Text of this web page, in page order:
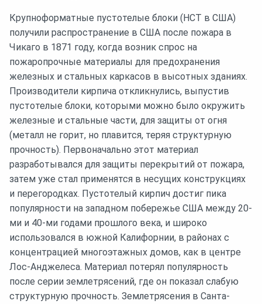
Крупноформатные пустотелые блоки (HCT в США)
получили распространение в США после пожара в
Чикаго в 1871 году, когда возник спрос на
пожаропрочные материалы для предохранения
железных и стальных каркасов в высотных зданиях.
Производители кирпича откликнулись, выпустив
пустотелые блоки, которыми можно было окружить
железные и стальные части, для защиты от огня
(металл не горит, но плавится, теряя структурную
прочность). Первоначально этот материал
разработывался для защиты перекрытий от пожара,
затем уже стал применятся в несущих конструкциях
и перегородках. Пустотелый кирпич достиг пика
популярности на западном побережье США между 20-
ми и 40-ми годами прошлого века, и широко
использовался в южной Калифорнии, в районах с
концентрацией многоэтажных домов, как в центре
Лос-Анджелеса. Материал потерял популярность
после серии землетрясений, где он показал слабую
структурную прочность. Землетрясения в Санта-